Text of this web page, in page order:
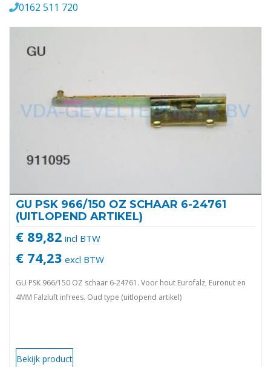
0162 511 720
GU PSK 966/150 OZ SCHAAR 6-24761
(UITLOPEND ARTIKEL)
€ 89,82 incl BTW
€ 74,23 excl BTW
GU PSK 966/150 OZ schaar 6-24761. Voor hout Eurofalz, Euronut en
4MM Falzluft infrees. Oud type (uitlopend artikel)
Bekijk product